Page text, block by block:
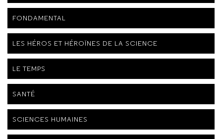
FONDAMENTAL
LES HÉROS ET HÉROÏNES DE LA SCIENCE
LE TEMPS
SANTÉ
SCIENCES HUMAINES